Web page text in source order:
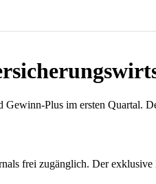
Plus im ersten Quartal.
frei zugänglich. Der